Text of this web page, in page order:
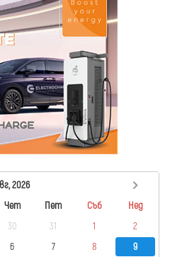
2026
Чет Пет Съб
Нед
30 31 1
2
6 7 8
9